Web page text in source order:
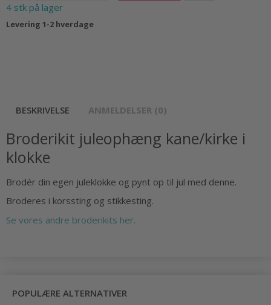
4 stk på lager
Levering 1-2 hverdage
BESKRIVELSE ANMELDELSER (0)
Broderikit juleophæng kane/kirke i
klokke
Brodér din egen juleklokke og pynt op til jul med denne.
Broderes i korssting og stikkesting.
Se vores andre broderikits her.
POPULÆRE ALTERNATIVER